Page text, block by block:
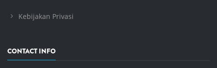
Kebijakan Privasi
CONTACT INFO